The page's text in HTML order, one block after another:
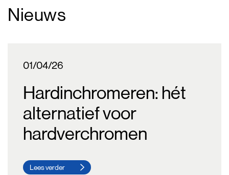
Nieuws
01/04/26
Hardinchromeren: hét
alternatief voor
hardverchromen
Lees verder